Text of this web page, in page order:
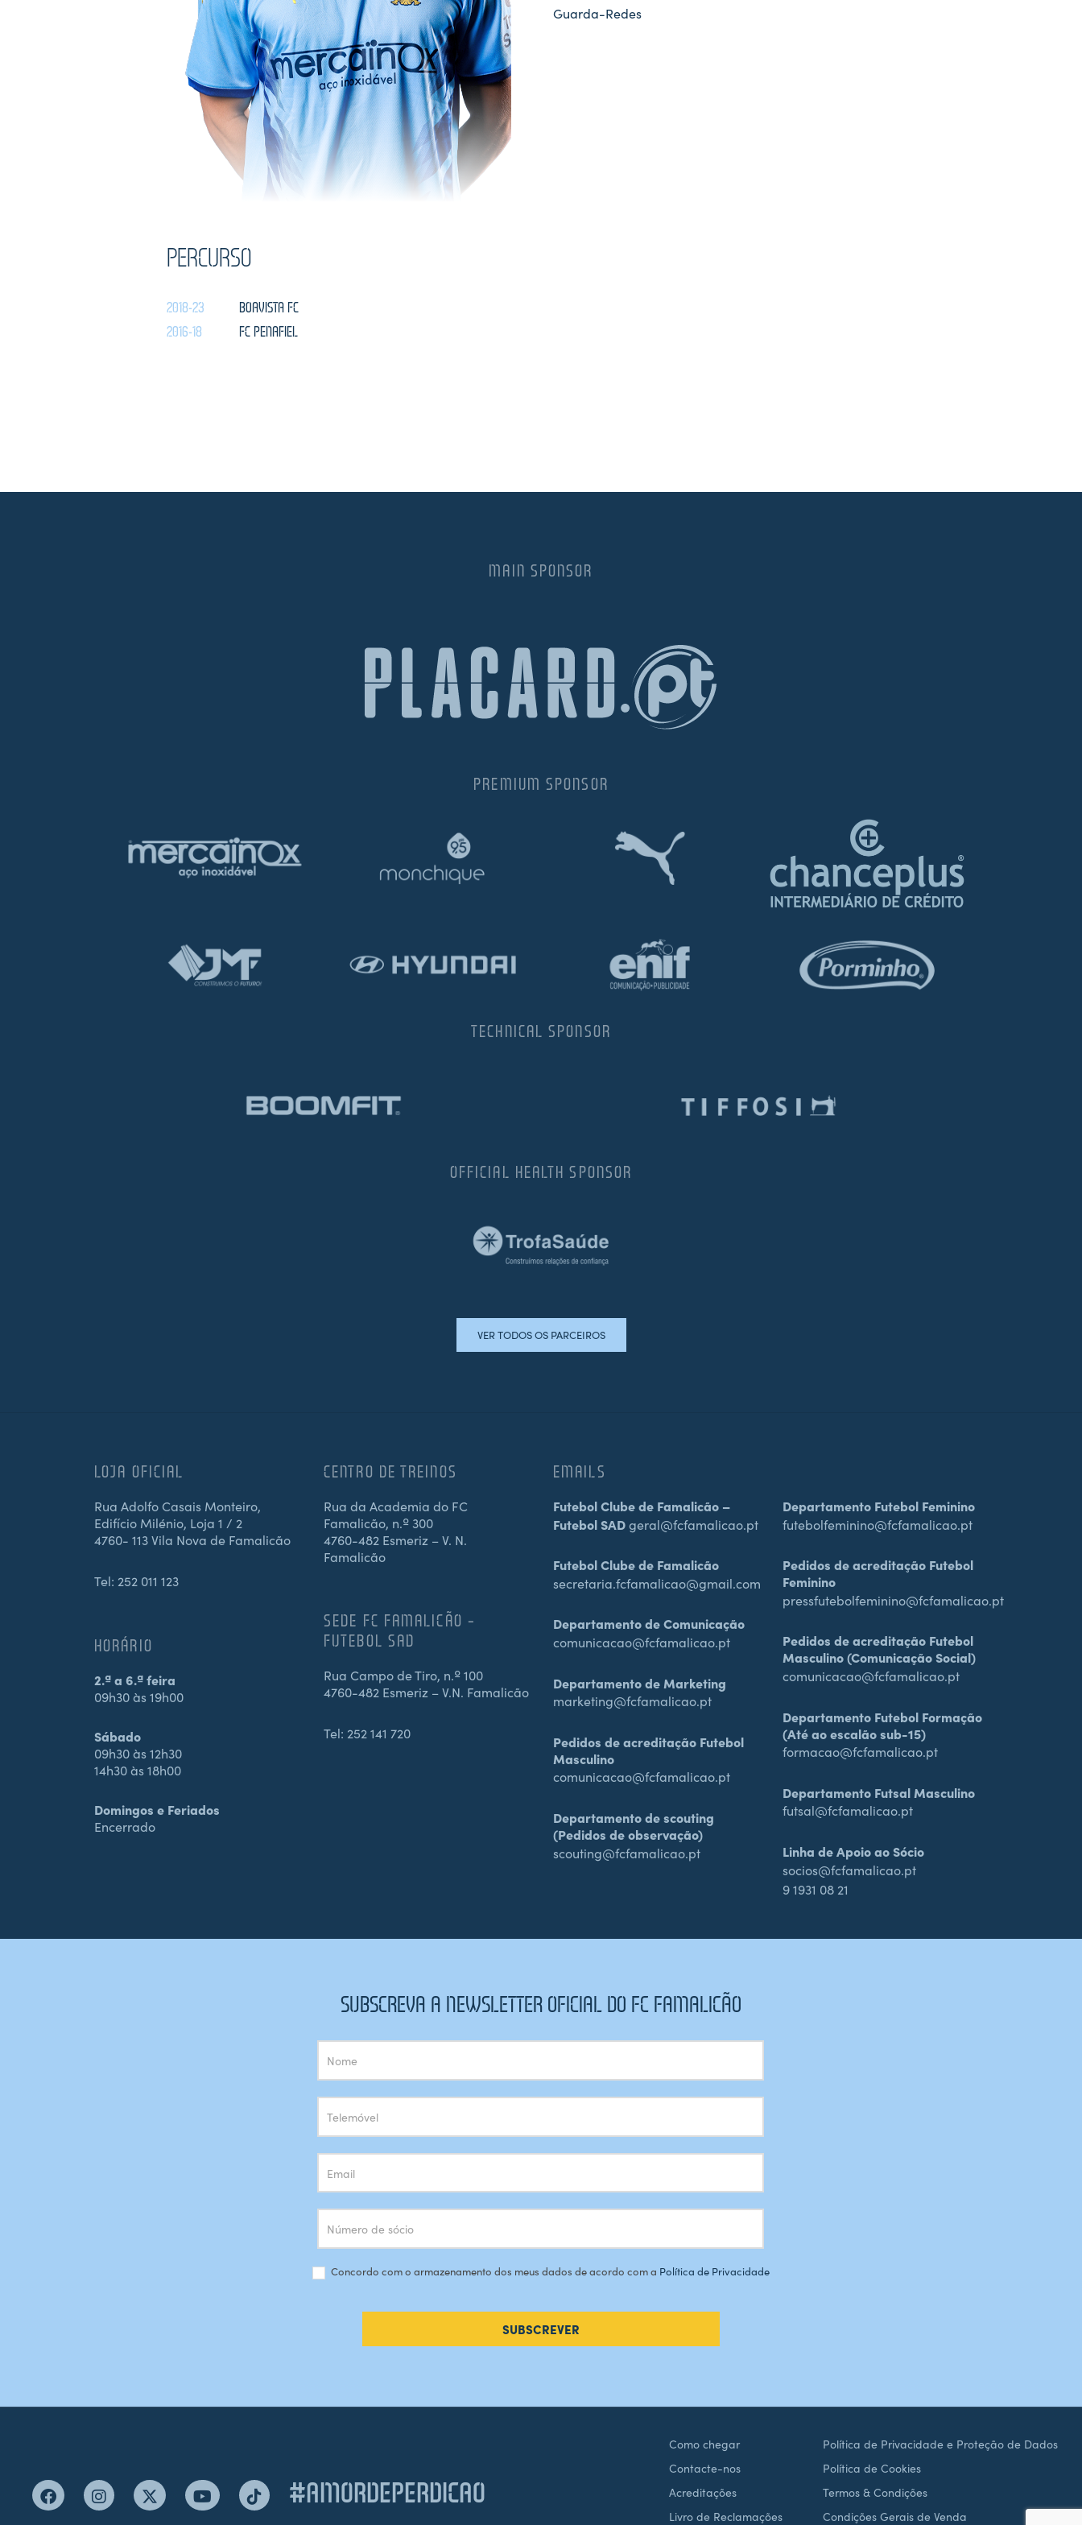
Guarda-Redes
PERCURSO
2018-23
BOAVISTA FC
2016-18
FC PENAFIEL
MAIN SPONSOR
PREMIUM SPONSOR
TECHNICAL SPONSOR
OFFICIAL HEALTH SPONSOR
VER TODOS OS PARCEIROS
LOJA OFICIAL
Rua Adolfo Casais Monteiro,
Edifício Milénio, Loja 1 / 2
4760- 113 Vila Nova de Famalicão
Tel: 252 011 123
HORÁRIO
2.ª a 6.ª feira
09h30 às 19h00
Sábado
09h30 às 12h30
14h30 às 18h00
Domingos e Feriados
Encerrado
CENTRO DE TREINOS
Rua da Academia do FC
Famalicão, n.º 300
4760-482 Esmeriz – V. N.
Famalicão
SEDE FC FAMALICÃO –
FUTEBOL SAD
Rua Campo de Tiro, n.º 100
4760-482 Esmeriz – V.N. Famalicão
Tel: 252 141 720
EMAILS
Futebol Clube de Famalicão –
Futebol SADgeral@fcfamalicao.pt
Futebol Clube de Famalicão
secretaria.fcfamalicao@gmail.com
Departamento de Comunicação
comunicacao@fcfamalicao.pt
Departamento de Marketing
marketing@fcfamalicao.pt
Pedidos de acreditação Futebol
Masculino
comunicacao@fcfamalicao.pt
Departamento de scouting
(Pedidos de observação)
scouting@fcfamalicao.pt
Departamento Futebol Feminino
futebolfeminino@fcfamalicao.pt
Pedidos de acreditação Futebol
Feminino
pressfutebolfeminino@fcfamalicao.pt
Pedidos de acreditação Futebol
Masculino (Comunicação Social)
comunicacao@fcfamalicao.pt
Departamento Futebol Formação
(Até ao escalão sub-15)
formacao@fcfamalicao.pt
Departamento Futsal Masculino
futsal@fcfamalicao.pt
Linha de Apoio ao Sócio
socios@fcfamalicao.pt
9 1931 08 21
SUBSCREVA A NEWSLETTER OFICIAL DO FC FAMALICÃO
Concordo com o armazenamento dos meus dados de acordo com a Política de Privacidade
SUBSCREVER
#AMORDEPERDICAO
Como chegar
Contacte-nos
Acreditações
Livro de Reclamações
Política de Privacidade e Proteção de Dados
Política de Cookies
Termos & Condições
Condições Gerais de Venda